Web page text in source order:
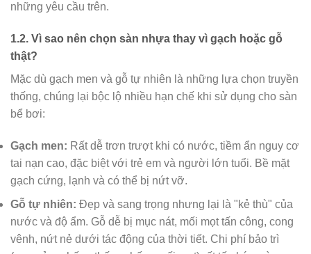
những yêu cầu trên.
1.2. Vì sao nên chọn sàn nhựa thay vì gạch hoặc gỗ
thật?
Mặc dù gạch men và gỗ tự nhiên là những lựa chọn truyền
thống, chúng lại bộc lộ nhiều hạn chế khi sử dụng cho sàn
bể bơi:
Gạch men: Rất dễ trơn trượt khi có nước, tiềm ẩn nguy cơ
tai nạn cao, đặc biệt với trẻ em và người lớn tuổi. Bề mặt
gạch cứng, lạnh và có thể bị nứt vỡ.
Gỗ tự nhiên: Đẹp và sang trọng nhưng lại là "kẻ thù" của
nước và độ ẩm. Gỗ dễ bị mục nát, mối mọt tấn công, cong
vênh, nứt nẻ dưới tác động của thời tiết. Chi phí bảo trì